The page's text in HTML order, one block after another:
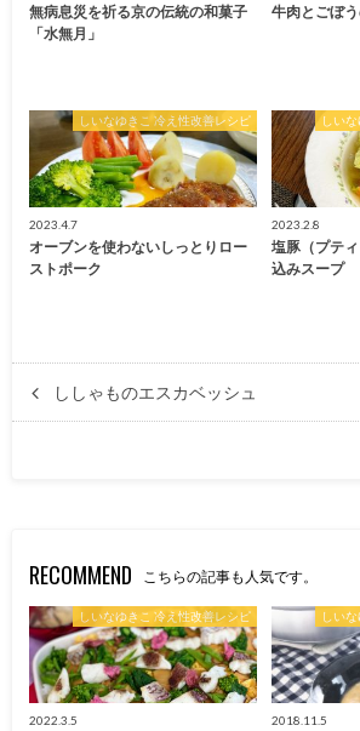
無病息災を祈る京の伝統の和菓子
「水無月」
牛肉とごぼ
しいなゆきこ 冷え性改善レシピ
2023.4.7
オーブンを使わないしっとりロー
ストポーク
しい
2023.2.8
塩豚（プテ
込みスープ
ししゃものエスカベッシュ
RECOMMEND こちらの記事も人気です。
しいなゆきこ 冷え性改善レシピ
2022.3.5
しい
2018.11.5